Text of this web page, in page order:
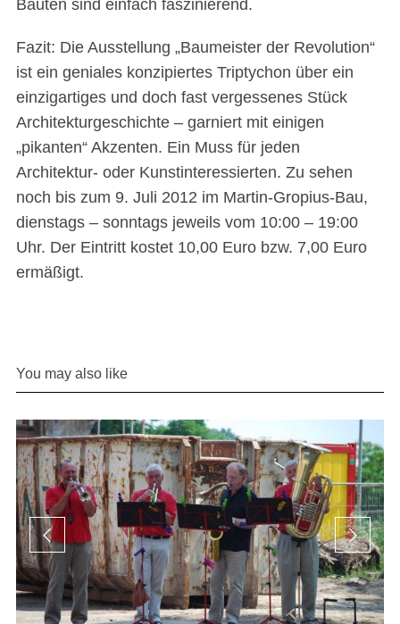
Bauten sind einfach faszinierend.
Fazit: Die Ausstellung „Baumeister der Revolution“
ist ein geniales konzipiertes Triptychon über ein
einzigartiges und doch fast vergessenes Stück
Architekturgeschichte – garniert mit einigen
„pikanten“ Akzenten. Ein Muss für jeden
Architektur- oder Kunstinteressierten. Zu sehen
noch bis zum 9. Juli 2012 im Martin-Gropius-Bau,
dienstags – sonntags jeweils vom 10:00 – 19:00
Uhr. Der Eintritt kostet 10,00 Euro bzw. 7,00 Euro
ermäßigt.
You may also like